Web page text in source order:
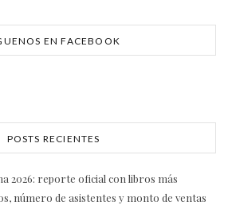
EN FACEBOOK
POSTS RECIENTES
2026: reporte oficial con libros más
número de asistentes y monto de ventas